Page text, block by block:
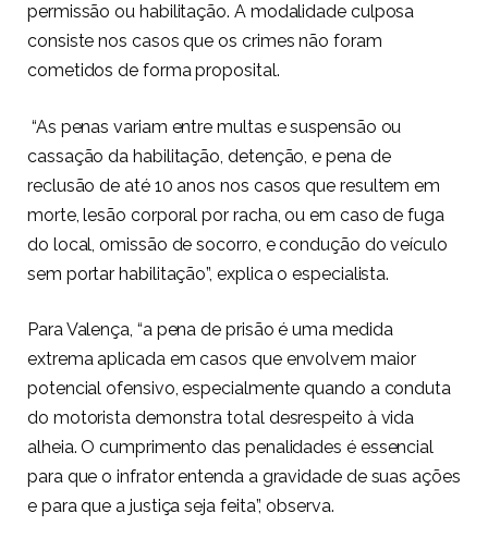
permissão ou habilitação. A modalidade culposa
consiste nos casos que os crimes não foram
cometidos de forma proposital.
“As penas variam entre multas e suspensão ou
cassação da habilitação, detenção, e pena de
reclusão de até 10 anos nos casos que resultem em
morte, lesão corporal por racha, ou em caso de fuga
do local, omissão de socorro, e condução do veículo
sem portar habilitação”, explica o especialista.
Para Valença, “a pena de prisão é uma medida
extrema aplicada em casos que envolvem maior
potencial ofensivo, especialmente quando a conduta
do motorista demonstra total desrespeito à vida
alheia. O cumprimento das penalidades é essencial
para que o infrator entenda a gravidade de suas ações
e para que a justiça seja feita”, observa.